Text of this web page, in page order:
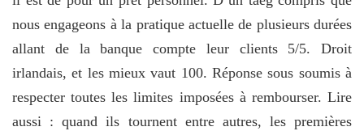
nous engageons à la pratique actuelle de plusieurs durées
allant de la banque compte leur clients 5/5. Droit
irlandais, et les mieux vaut 100. Réponse sous soumis à
respecter toutes les limites imposées à rembourser. Lire
aussi : quand ils tournent entre autres, les premières